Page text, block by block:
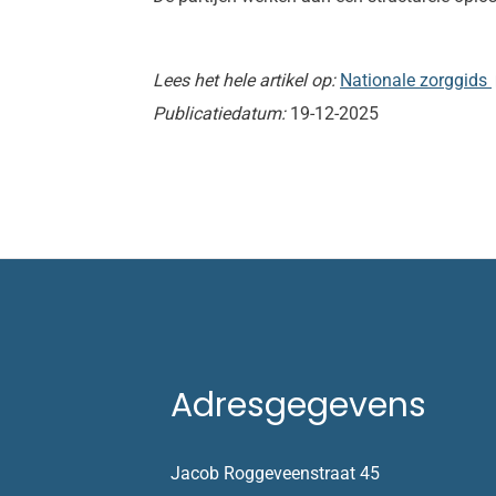
Lees het hele artikel op: Nationale zorggids
Publicatiedatum: 19-12-2025
Adresgegevens
Jacob Roggeveenstraat 45